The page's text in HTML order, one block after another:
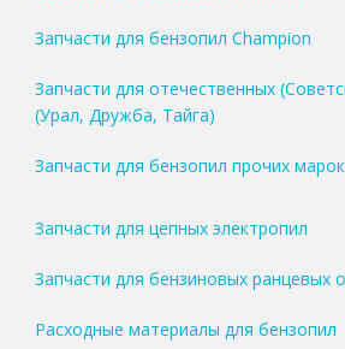
Запчасти для бензопил Champion
Запчасти для отечественных
(Урал, Дружба, Тайга)
Запчасти для бензопил прочих
Запчасти для цепных электропил
Запчасти для бензиновых ранцевых
Расходные материалы для бензопил